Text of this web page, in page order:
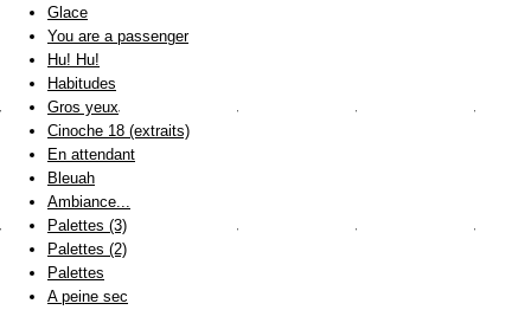
Glace
You are a passenger
Hu! Hu!
Habitudes
Gros yeux
Cinoche 18 (extraits)
En attendant
Bleuah
Ambiance...
Palettes (3)
Palettes (2)
Palettes
A peine sec